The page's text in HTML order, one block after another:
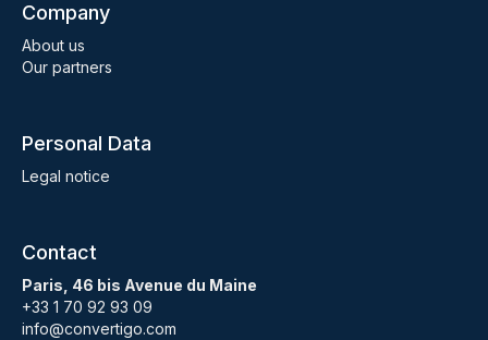
Company
About us
Our partners
Personal Data
Legal notice
Contact
Paris, 46 bis Avenue du Maine
+33 1 70 92 93 09
info@convertigo.com